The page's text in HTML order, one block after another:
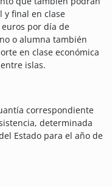
y final en clase
por día de
o alumna también
en clase económica
islas.
correspondiente
determinada
Estado para el año de